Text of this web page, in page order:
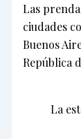
Las
ciudades
Buenos
República
La